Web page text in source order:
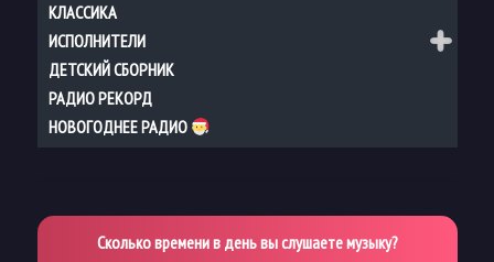
КЛАССИКА
ИСПОЛНИТЕЛИ
ДЕТСКИЙ СБОРНИК
РАДИО РЕКОРД
НОВОГОДНЕЕ РАДИО
Сколько времени в день вы слушаете музыку?